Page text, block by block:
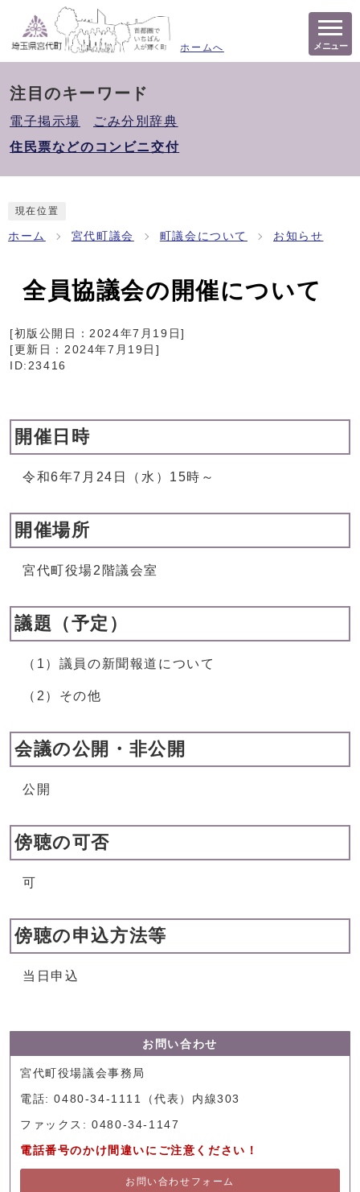
ホームへ メニュー
注目のキーワード
電子掲示場
ごみ分別辞典
住民票などのコンビニ交付
現在位置
ホーム 宮代町議会 町議会について お知らせ
全員協議会の開催について
[初版公開日：2024年7月19日]
[更新日： 2024年7月19日 ]
ID:23416
開催日時
令和6年7月24日（水）15時～
開催場所
宮代町役場2階議会室
議題（予定）
（1）議員の新聞報道について
（2）その他
会議の公開・非公開
公開
傍聴の可否
可
傍聴の申込方法等
当日申込
お問い合わせ
宮代町役場議会事務局
電話: 0480-34-1111（代表）内線303
ファックス: 0480-34-1147
電話番号のかけ間違いにご注意ください！
お問い合わせフォーム